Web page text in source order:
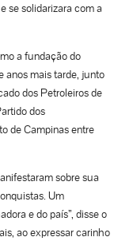
se solidarizara com a
a fundação do
anos mais tarde, junto
dos Petroleiros de
dos
de Campinas entre
sobre sua
Um
e do país”, disse o
ao expressar carinho